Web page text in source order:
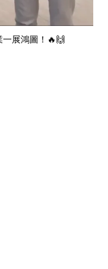
展鴻圖！🔥🙌